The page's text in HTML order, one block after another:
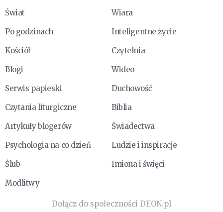
Świat
Wiara
Po godzinach
Inteligentne życie
Kościół
Czytelnia
Blogi
Wideo
Serwis papieski
Duchowość
Czytania liturgiczne
Biblia
Artykuły blogerów
Świadectwa
Psychologia na co dzień
Ludzie i inspiracje
Ślub
Imiona i święci
Modlitwy
Dołącz do społeczności DEON.pl